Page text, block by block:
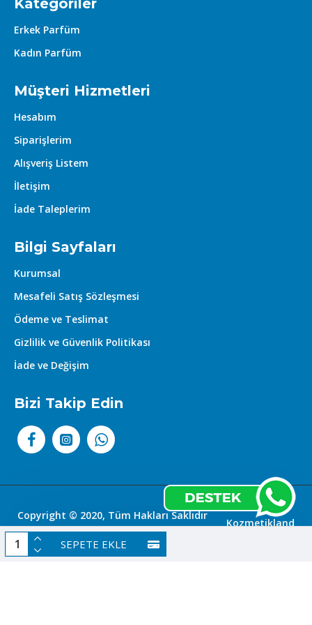
SEPETE EKLE
Kategoriler
Erkek Parfüm
Kadın Parfüm
Müşteri Hizmetleri
Hesabım
Siparişlerim
Alışveriş Listem
İletişim
İade Taleplerim
Bilgi Sayfaları
Kurumsal
Mesafeli Satış Sözleşmesi
Ödeme ve Teslimat
Gizlilik ve Güvenlik Politikası
İade ve Değişim
Bizi Takip Edin
Copyright © 2020, Tüm Hakları Saklıdır
|
Kozmetikland